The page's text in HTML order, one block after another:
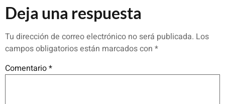
Deja una respuesta
Tu dirección de correo electrónico no será publicada. Los
campos obligatorios están marcados con *
Comentario*